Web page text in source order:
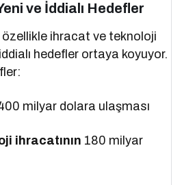
ve İddialı Hedefler
ihracat ve teknoloji
hedefler ortaya koyuyor.
milyar dolara ulaşması
ihracatının 180 milyar